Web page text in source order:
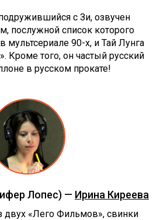
с Зи, озвучен
послужной список которого
мультсериале 90-х, и Тай Лунга
Кроме того, он частый русский
в русском прокате!
Лопес) — Ирина Киреева
двух «Лего Фильмов», свинки